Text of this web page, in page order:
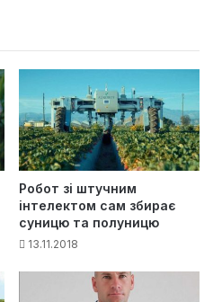
Робот зі штучним
інтелектом сам збирає
суницю та полуницю
13.11.2018